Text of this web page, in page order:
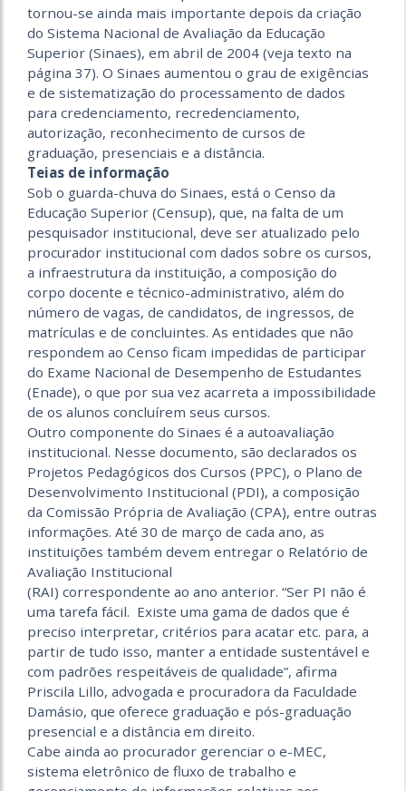
tornou-se ainda mais importante depois da criação
do Sistema Nacional de Avaliação da Educação
Superior (Sinaes), em abril de 2004 (veja texto na
página 37). O Sinaes aumentou o grau de exigências
e de sistematização do processamento de dados
para credenciamento, recredenciamento,
autorização, reconhecimento de cursos de
graduação, presenciais e a distância.
Teias de informação
Sob o guarda-chuva do Sinaes, está o Censo da
Educação Superior (Censup), que, na falta de um
pesquisador institucional, deve ser atualizado pelo
procurador institucional com dados sobre os cursos,
a infraestrutura da instituição, a composição do
corpo docente e técnico-administrativo, além do
número de vagas, de candidatos, de ingressos, de
matrículas e de concluintes. As entidades que não
respondem ao Censo ficam impedidas de participar
do Exame Nacional de Desempenho de Estudantes
(Enade), o que por sua vez acarreta a impossibilidade
de os alunos concluírem seus cursos.
Outro componente do Sinaes é a autoavaliação
institucional. Nesse documento, são declarados os
Projetos Pedagógicos dos Cursos (PPC), o Plano de
Desenvolvimento Institucional (PDI), a composição
da Comissão Própria de Avaliação (CPA), entre outras
informações. Até 30 de março de cada ano, as
instituições também devem entregar o Relatório de
Avaliação Institucional
(RAI) correspondente ao ano anterior. “Ser PI não é
uma tarefa fácil. Existe uma gama de dados que é
preciso interpretar, critérios para acatar etc. para, a
partir de tudo isso, manter a entidade sustentável e
com padrões respeitáveis de qualidade”, afirma
Priscila Lillo, advogada e procuradora da Faculdade
Damásio, que oferece graduação e pós-graduação
presencial e a distância em direito.
Cabe ainda ao procurador gerenciar o e-MEC,
sistema eletrônico de fluxo de trabalho e